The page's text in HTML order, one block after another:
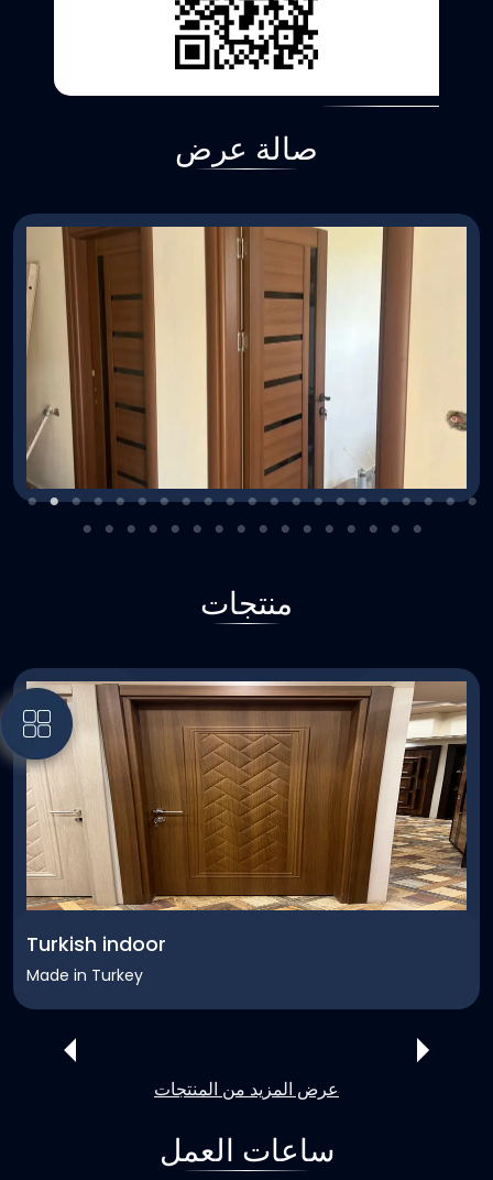
صالة عرض
منتجات
Turkish indoor
Made in Turkey
عرض المزيد من المنتجات
ساعات العمل